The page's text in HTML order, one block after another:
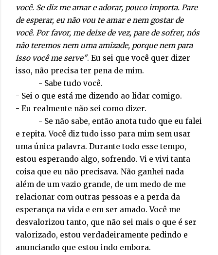
você. Se diz me amar e adorar, pouco importa. Pare
de esperar, eu não vou te amar e nem gostar de
você. Por favor, me deixe de vez, pare de sofrer, nós
não teremos nem uma amizade, porque nem para
isso você me serve". Eu sei que você quer dizer
isso, não precisa ter pena de mim.
- Sabe tudo você.
- Sei o que está me dizendo ao lidar comigo.
- Eu realmente não sei como dizer.
- Se não sabe, então anota tudo que eu falei
e repita. Você diz tudo isso para mim sem usar
uma única palavra. Durante todo esse tempo,
estou esperando algo, sofrendo. Vi e vivi tanta
coisa que eu não precisava. Não ganhei nada
além de um vazio grande, de um medo de me
relacionar com outras pessoas e a perda da
esperança na vida e em ser amado. Você me
desvalorizou tanto, que não sei mais o que é ser
valorizado, estou verdadeiramente pedindo e
anunciando que estou indo embora.